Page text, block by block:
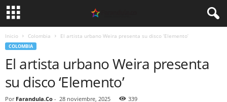
Inicio Colombia El artista urbano Weira presenta su disco ‘Elemento’
COLOMBIA
El artista urbano Weira presenta
su disco ‘Elemento’
Por Farandula.Co - 28 noviembre, 2025 339